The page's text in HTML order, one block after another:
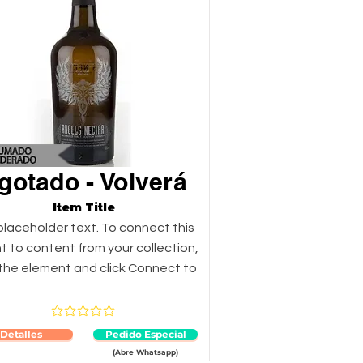
- Volverá
Item Title
text. To connect this
to content from your collection,
element and click Connect to
Aún no hay calificaciones
Detalles Pedido Especial
(Abre Whatsapp)